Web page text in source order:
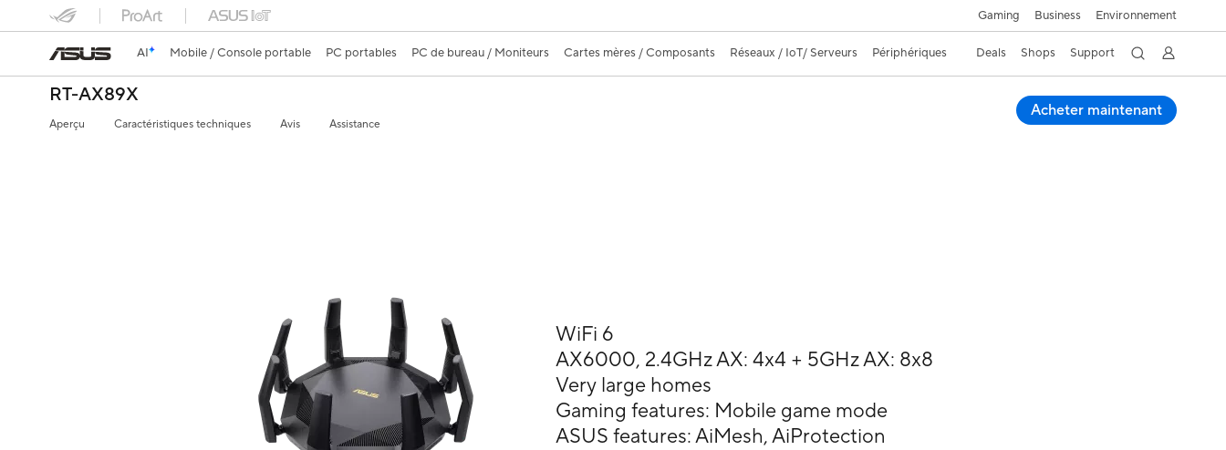
Gaming Business Environnement
AI Mobile / Console portable PC portables PC de bureau / Moniteurs Cartes mères / Composants Réseaux / IoT/ Serveurs Périphériques Deals Shops Support
RT-AX89X
Aperçu Caractéristiques techniques Avis Assistance
Acheter maintenant
WiFi 6
AX6000, 2.4GHz AX: 4x4 + 5GHz AX: 8x8
Very large homes
Gaming features: Mobile game mode
ASUS features: AiMesh, AiProtection